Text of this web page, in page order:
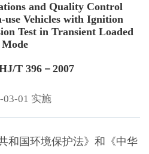
and Quality Control
Vehicles with Ignition
Test in Transient Loaded
Mode
T 396－2007
03-01 实施
国环境保护法》和《中华